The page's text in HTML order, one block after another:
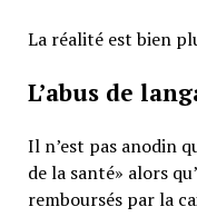
La réalité est bien
L’abus de
Il n’est pas anodin
de la santé» alors
remboursés par la